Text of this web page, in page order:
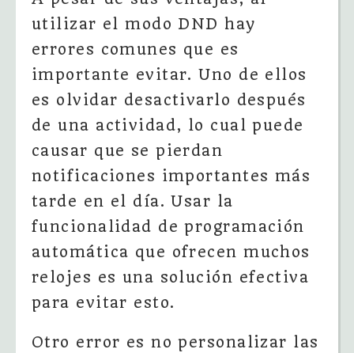
utilizar el modo DND hay
errores comunes que es
importante evitar. Uno de ellos
es olvidar desactivarlo después
de una actividad, lo cual puede
causar que se pierdan
notificaciones importantes más
tarde en el día. Usar la
funcionalidad de programación
automática que ofrecen muchos
relojes es una solución efectiva
para evitar esto.
Otro error es no personalizar las